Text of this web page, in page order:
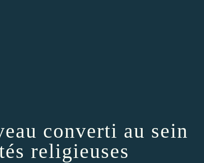
converti au sein
religieuses